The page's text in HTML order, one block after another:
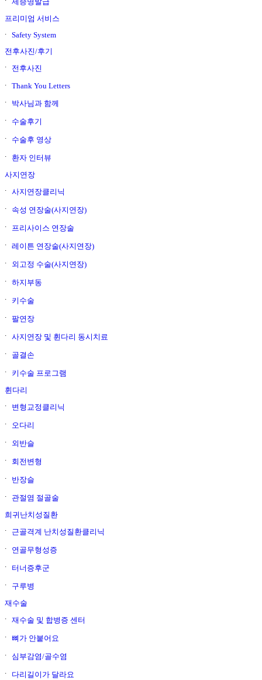
프리미엄 서비스
Safety System
전후사진/후기
전후사진
Thank You Letters
박사님과 함께
수술후기
수술후 영상
환자 인터뷰
사지연장
사지연장클리닉
속성 연장술(사지연장)
프리사이스 연장술
레이튼 연장술(사지연장)
외고정 수술(사지연장)
하지부동
키수술
팔연장
사지연장 및 휜다리 동시치료
골결손
키수술 프로그램
휜다리
변형교정클리닉
오다리
외반슬
회전변형
반장슬
관절염 절골술
희귀난치성질환
근골격계 난치성질환클리닉
연골무형성증
터너증후군
구루병
재수술
재수술 및 합병증 센터
뼈가 안붙어요
심부감염/골수염
다리길이가 달라요